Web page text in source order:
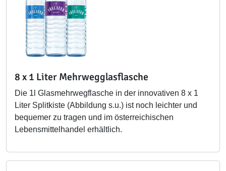
8 x 1 Liter Mehrwegglasflasche
Die 1l Glasmehrwegflasche in der innovativen 8 x 1
Liter Splitkiste (Abbildung s.u.) ist noch leichter und
bequemer zu tragen und im österreichischen
Lebensmittelhandel erhältlich.